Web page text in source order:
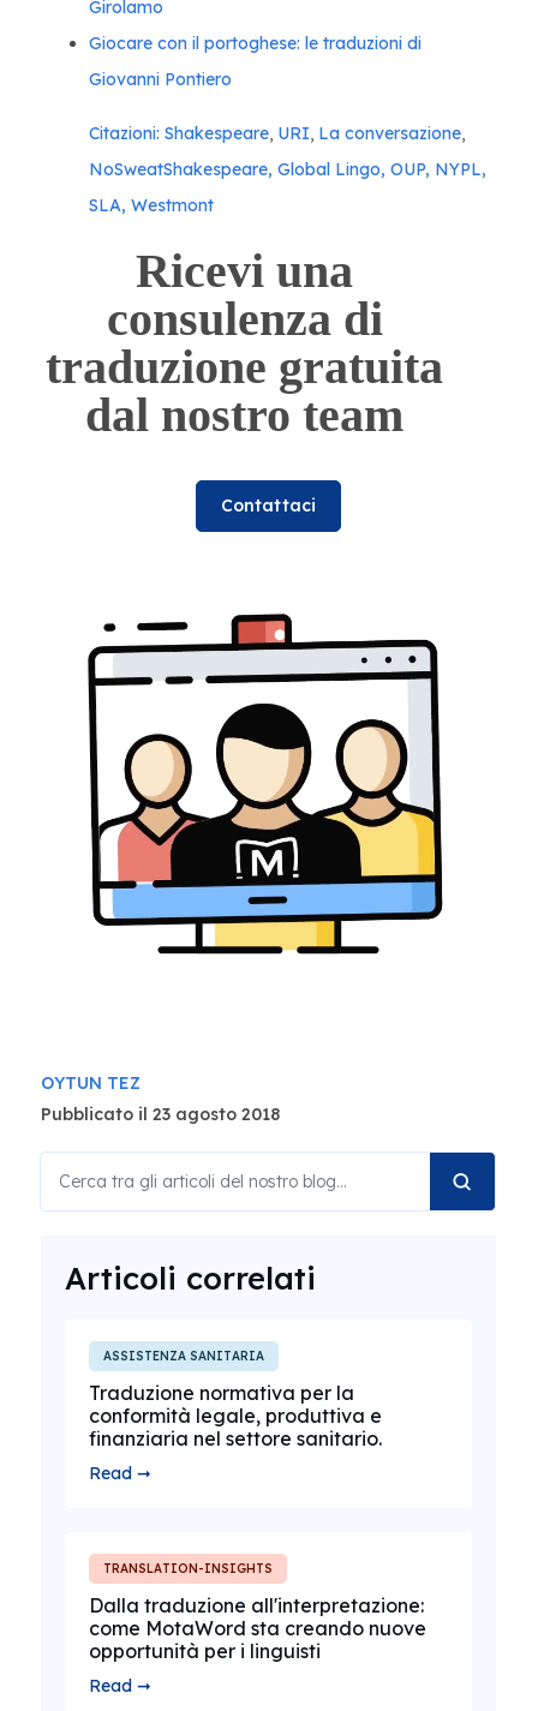
Girolamo
Giocare con il portoghese: le traduzioni di
Giovanni Pontiero
Citazioni: Shakespeare, URI, La conversazione,
NoSweatShakespeare, Global Lingo, OUP, NYPL,
SLA, Westmont
Ricevi una
consulenza di
traduzione gratuita
dal nostro team
Contattaci
OYTUN TEZ
Pubblicato il 23 agosto 2018
Articoli correlati
ASSISTENZA SANITARIA
Traduzione normativa per la
conformità legale, produttiva e
finanziaria nel settore sanitario.
Read ➞
TRANSLATION-INSIGHTS
Dalla traduzione all'interpretazione:
come MotaWord sta creando nuove
opportunità per i linguisti
Read ➞